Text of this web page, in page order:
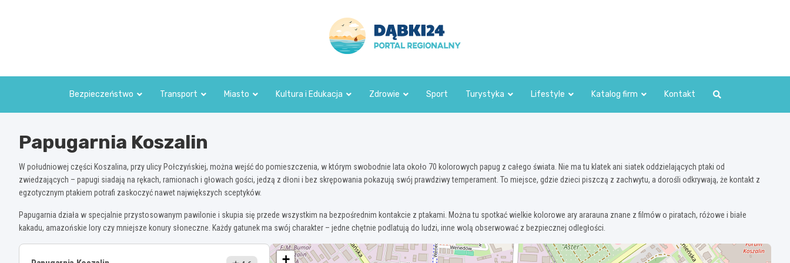
dabki24.pl
Bezpieczeństwo Transport Miasto Kultura i Edukacja Zdrowie Sport Turystyka Lifestyle Katalog firm Kontakt
Papugarnia Koszalin
W południowej części Koszalina, przy ulicy Połczyńskiej, można wejść do pomieszczenia, w którym swobodnie lata około 70 kolorowych papug z całego świata. Nie ma tu klatek ani siatek oddzielających ptaki od
zwiedzających – papugi siadają na rękach, ramionach i głowach gości, jedzą z dłoni i bez skrępowania pokazują swój prawdziwy temperament. To miejsce, gdzie dzieci piszczą z zachwytu, a dorośli odkrywają, że kontakt z
egzotycznym ptakiem potrafi zaskoczyć nawet największych sceptyków.
Papugarnia działa w specjalnie przystosowanym pawilonie i skupia się przede wszystkim na bezpośrednim kontakcie z ptakami. Można tu spotkać wielkie kolorowe ary ararauna znane z filmów o piratach, różowe i białe
kakadu, amazońskie lory czy mniejsze konury słoneczne. Każdy gatunek ma swój charakter – jedne chętnie podlatują do ludzi, inne wolą obserwować z bezpiecznej odległości.
+